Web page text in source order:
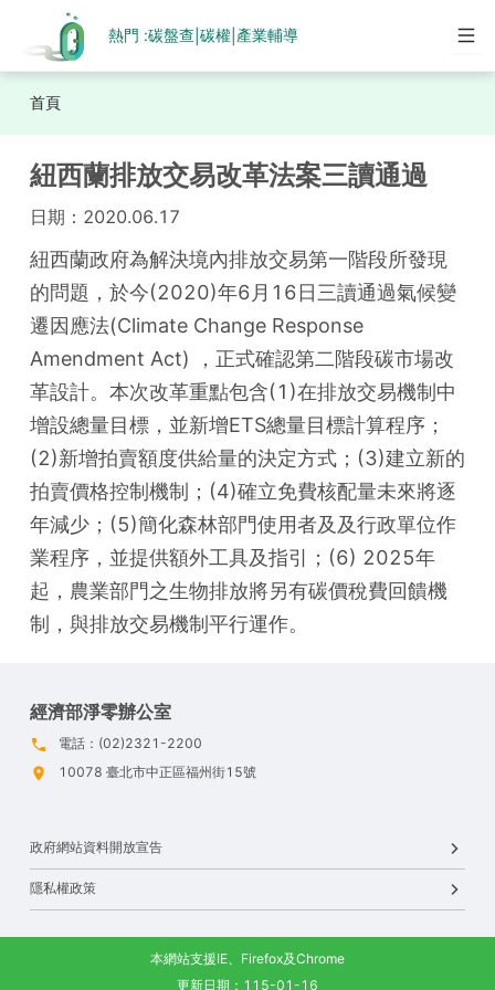
熱門 :碳盤查 碳權| 產業輔導
首頁
紐西蘭排放交易改革法案三讀通過
日期： 2020.06.17
紐西蘭政府為解決境內排放交易第一階段所發現
的問題，於今(2020)年6月16日三讀通過氣候變
遷因應法(Climate Change Response
Amendment Act) ，正式確認第二階段碳市場改
革設計。本次改革重點包含(1)在排放交易機制中
增設總量目標，並新增ETS總量目標計算程序；
(2)新增拍賣額度供給量的決定方式；(3)建立新的
拍賣價格控制機制；(4)確立免費核配量未來將逐
年減少；(5)簡化森林部門使用者及及行政單位作
業程序，並提供額外工具及指引；(6) 2025年
起，農業部門之生物排放將另有碳價稅費回饋機
制，與排放交易機制平行運作。
經濟部淨零辦公室
電話：(02)2321-2200
10078 臺北市中正區福州街15號
政府網站資料開放宣告
隱私權政策
本網站支援IE、Firefox及Chrome
更新日期：115-01-16